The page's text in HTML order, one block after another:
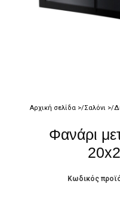
Αρχική σελίδα Σαλόνι
Φανάρι
Κωδικός